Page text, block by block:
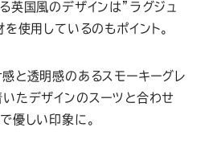
英国風のデザインは”ラグジュ
使用しているのもポイント。
と透明感のあるスモーキーグレ
たデザインのスーツと合わせ
優しい印象に。